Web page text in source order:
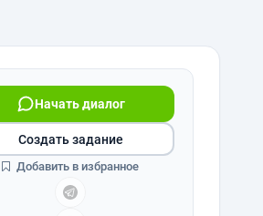
Начать диалог
Создать задание
Добавить в избранное